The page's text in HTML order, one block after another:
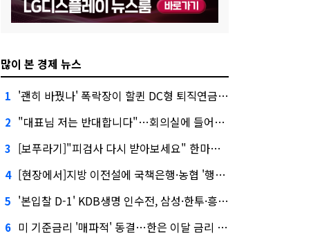
많이 본 경제 뉴스
1 '괜히 바꿨나' 폭락장이 할퀸 DC형 퇴직연금…전문가 조언은
2 "대표님 저는 반대합니다"…회의실에 들어온 신한금융 AI
3 [보푸라기]"피검사 다시 받아보세요" 한마디에 보험금 못 받을 뻔?
4 [현장에서]지방 이전설에 국책은행·농협 '행동파'…금감원 '신중모드'
5 '본입찰 D-1' KDB생명 인수전, 삼성·한투·흥국 셈법은?
6 미 기준금리 '매파적' 동결…한은 이달 금리 향방은?